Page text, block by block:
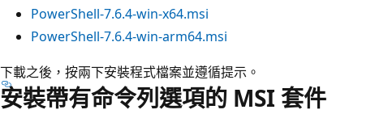
PowerShell-7.6.4-win-x64.msi
PowerShell-7.6.4-win-arm64.msi
下載之後，按兩下安裝程式檔案並遵循提示。
安裝帶有命令列選項的 MSI 套件